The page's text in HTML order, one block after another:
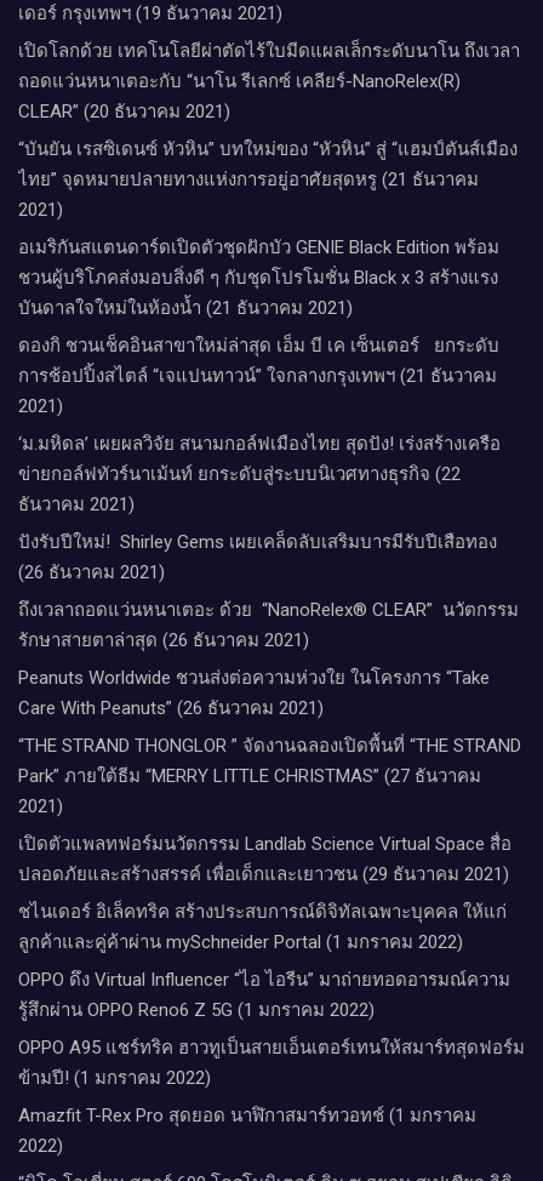
เดอร์​ กรุงเทพฯ​ (19 ธันวาคม 2021)
เปิดโลกด้วย เทคโนโลยีผ่าตัดไร้ใบมีดแผลเล็กระดับนาโน ถึงเวลา
ถอดแว่นหนาเตอะกับ “นาโน รีเลกซ์ เคลียร์-NanoRelex(R)
CLEAR” (20 ธันวาคม 2021)
“บันยัน เรสซิเดนซ์ หัวหิน” บทใหม่ของ “หัวหิน” สู่ “แฮมป์ตันส์เมือง
ไทย” จุดหมายปลายทางแห่งการอยู่อาศัยสุดหรู (21 ธันวาคม
2021)
อเมริกันสแตนดาร์ดเปิดตัวชุดฝักบัว GENIE Black Edition พร้อม
ชวนผู้บริโภคส่งมอบสิ่งดี ๆ กับชุดโปรโมชั่น Black x 3 สร้างแรง
บันดาลใจใหม่ในห้องน้ำ (21 ธันวาคม 2021)
ดองกิ ชวนเช็คอินสาขาใหม่ล่าสุด เอ็ม บี เค เซ็นเตอร์ ยกระดับ
การช้อปปิ้งสไตล์ “เจแปนทาวน์” ใจกลางกรุงเทพฯ (21 ธันวาคม
2021)
‘ม.มหิดล’ เผยผลวิจัย สนามกอล์ฟเมืองไทย สุดปัง! เร่งสร้างเครือ
ข่ายกอล์ฟทัวร์นาเม้นท์ ยกระดับสู่ระบบนิเวศทางธุรกิจ (22
ธันวาคม 2021)
ปังรับปีใหม่​! ​ Shirley Gems เผยเคล็ดลับ​เสริมบารมีรับปีเสือทอง
(26 ธันวาคม 2021)
ถึงเวลาถอดแว่นหนาเตอะ ด้วย “NanoRelex® CLEAR” นวัตกรรม
รักษาสายตาล่าสุด (26 ธันวาคม 2021)
Peanuts Worldwide ชวนส่งต่อความห่วงใย​ ​ในโครงการ “Take
Care With Peanuts” (26 ธันวาคม 2021)
“THE STRAND THONGLOR ” จัดงานฉลองเปิดพื้นที่ “THE STRAND
Park” ภายใต้ธีม “MERRY LITTLE CHRISTMAS” (27 ธันวาคม
2021)
เปิดตัวแพลทฟอร์มนวัตกรรม Landlab Science Virtual Space สื่อ
ปลอดภัยและสร้างสรรค์ เพื่อเด็กและเยาวชน (29 ธันวาคม 2021)
ชไนเดอร์ อิเล็คทริค สร้างประสบการณ์ดิจิทัลเฉพาะบุคคล ให้แก่
ลูกค้าและคู่ค้าผ่าน mySchneider Portal (1 มกราคม 2022)
OPPO ดึง Virtual Influencer “ไอ ไอรีน” มาถ่ายทอดอารมณ์ความ
รู้สึกผ่าน OPPO Reno6 Z 5G (1 มกราคม 2022)
OPPO A95 แชร์ทริค ฮาวทูเป็นสายเอ็นเตอร์เทนให้สมาร์ทสุดฟอร์ม
ข้ามปี! (1 มกราคม 2022)
Amazfit T-Rex Pro สุดยอด นาฬิกาสมาร์ทวอทช์ (1 มกราคม
2022)